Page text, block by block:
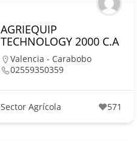
AGRIEQUIP
TECHNOLOGY 2000 C.A
Valencia - Carabobo
02559350359
Sector Agrícola 571